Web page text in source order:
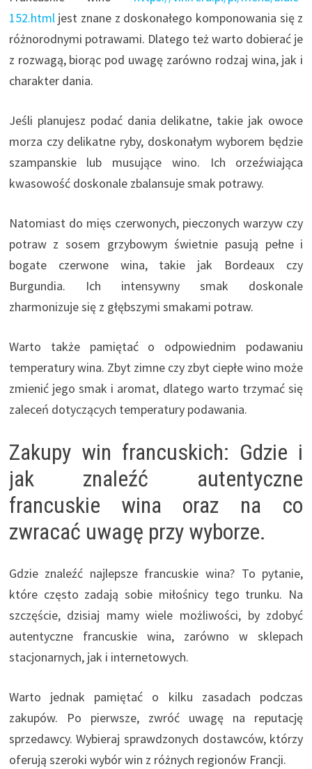
152.htmljest znane z doskonałego komponowania się z
różnorodnymi potrawami. Dlatego też warto dobierać je
z rozwagą, biorąc pod uwagę zarówno rodzaj wina, jak i
charakter dania.
Jeśli planujesz podać dania delikatne, takie jak owoce
morza czy delikatne ryby, doskonałym wyborem będzie
szampanskie lub musujące wino. Ich orzeźwiająca
kwasowość doskonale zbalansuje smak potrawy.
Natomiast do mięs czerwonych, pieczonych warzyw czy
potraw z sosem grzybowym świetnie pasują pełne i
bogate czerwone wina, takie jak Bordeaux czy
Burgundia. Ich intensywny smak doskonale
zharmonizuje się z głębszymi smakami potraw.
Warto także pamiętać o odpowiednim podawaniu
temperatury wina. Zbyt zimne czy zbyt ciepłe wino może
zmienić jego smak i aromat, dlatego warto trzymać się
zaleceń dotyczących temperatury podawania.
Zakupy win francuskich: Gdzie i
jak znaleźć autentyczne
francuskie wina oraz na co
zwracać uwagę przy wyborze.
Gdzie znaleźć najlepsze francuskie wina? To pytanie,
które często zadają sobie miłośnicy tego trunku. Na
szczęście, dzisiaj mamy wiele możliwości, by zdobyć
autentyczne francuskie wina, zarówno w sklepach
stacjonarnych, jak i internetowych.
Warto jednak pamiętać o kilku zasadach podczas
zakupów. Po pierwsze, zwróć uwagę na reputację
sprzedawcy. Wybieraj sprawdzonych dostawców, którzy
oferują szeroki wybór win z różnych regionów Francji.